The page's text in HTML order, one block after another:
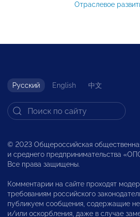
Отраслевое
Русский English 中文
© 2023 Общероссийская
и среднего предпринимательства
Все права защищены.
Комментарии на сайте проходят
требованиям российского
публикуем сообщения, содержащие
и/или оскорбления, даже в случае